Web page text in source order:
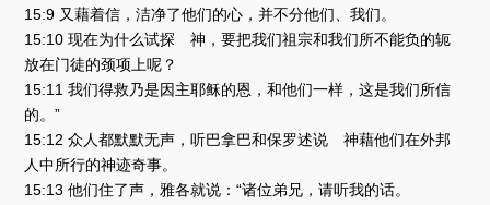
15:9 又藉着信，洁净了他们的心，并不分他们、我们。
15:10 现在为什么试探 神，要把我们祖宗和我们所不能负的轭
放在门徒的颈项上呢？
15:11 我们得救乃是因主耶稣的恩，和他们一样，这是我们所信
的。”
15:12 众人都默默无声，听巴拿巴和保罗述说 神藉他们在外邦
人中所行的神迹奇事。
15:13 他们住了声，雅各就说：“诸位弟兄，请听我的话。